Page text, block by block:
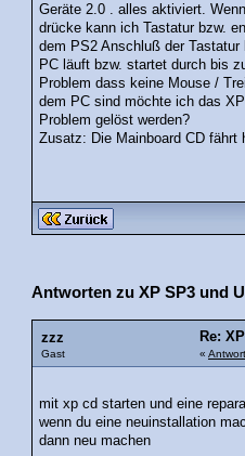
Geräte 2.0 . alles aktiviert.
drücke kann ich Tastatur bzw.
dem PS2 Anschluß der
PC läuft bzw. startet durch bis
Problem dass keine Mouse /
dem PC sind möchte ich das
Problem gelöst werden?
Zusatz: Die Mainboard CD fährt
Antworten zu XP SP3 und
zzz
Gast
Re:
«
mit xp cd starten und eine
wenn du eine neuinstallation
dann neu machen